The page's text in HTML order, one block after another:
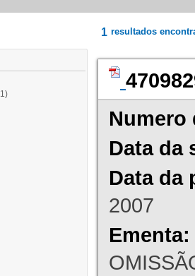
1 resultados
Numero
Data da
Data da
2007
Ementa: